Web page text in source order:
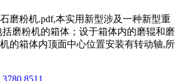
磨粉机.pdf,本实用新型涉及一种新型重
磨粉机的箱体；设于箱体内的磨辊和磨
的箱体内顶面中心位置安装有转动轴,所
8511